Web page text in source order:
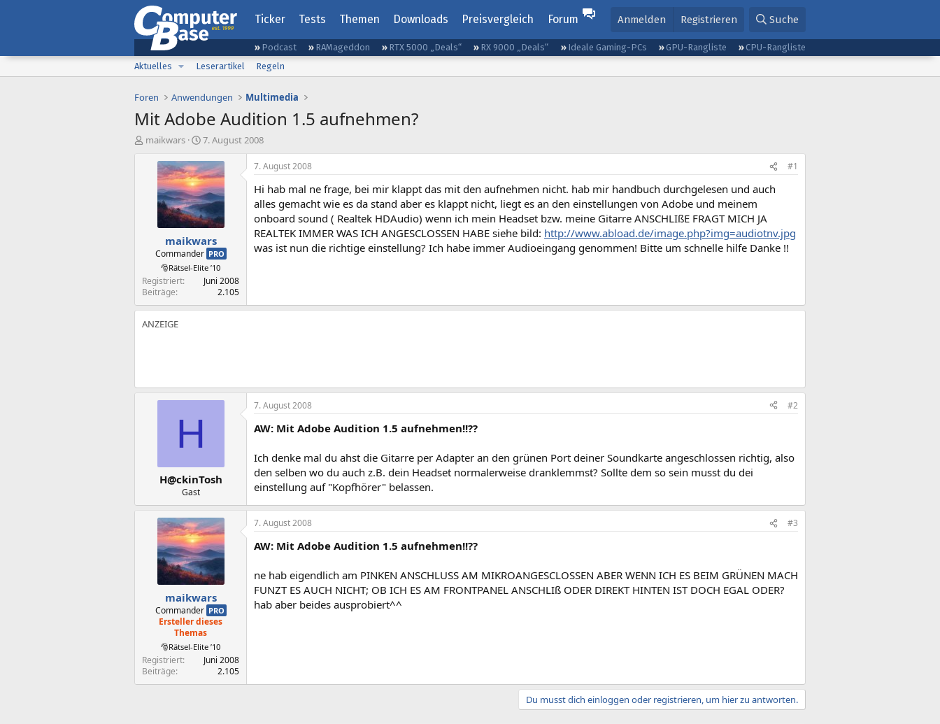
Ticker Tests Themen Downloads Preisvergleich Forum Anmelden Registrieren Suche
Podcast RAMageddon RTX 5000 „Deals“ RX 9000 „Deals“ Ideale Gaming-PCs GPU-Rangliste
CPU-Rangliste
Aktuelles
Leserartikel Regeln
Foren Anwendungen Multimedia
Mit Adobe Audition 1.5 aufnehmen?
E
maikwars
E
s
t
e
l
l
t
a
m
7. August 2008
maikwars
Commander PRO
🎅Rätsel-Elite ’10
Registriert
Juni 2008
Beiträge
2.105
7. August 2008 #1
Hi hab mal ne frage, bei mir klappt das mit den aufnehmen nicht. hab mir handbuch durchgelesen und auch
alles gemacht wie es da stand aber es klappt nicht, liegt es an den einstellungen von Adobe und meinem
onboard sound ( Realtek HDAudio) wenn ich mein Headset bzw. meine Gitarre ANSCHLIßE FRAGT MICH JA
REALTEK IMMER WAS ICH ANGESCLOSSEN HABE siehe bild: http://www.abload.de/image.php?img=audiotnv.jpg
was ist nun die richtige einstellung? Ich habe immer Audioeingang genommen! Bitte um schnelle hilfe Danke !!
H
H@ckinTosh
Gast
7. August 2008 #2
AW: Mit Adobe Audition 1.5 aufnehmen!!??
Ich denke mal du ahst die Gitarre per Adapter an den grünen Port deiner Soundkarte angeschlossen richtig, also
den selben wo du auch z.B. dein Headset normalerweise dranklemmst? Sollte dem so sein musst du dei
einstellung auf "Kopfhörer" belassen.
maikwars
Commander PRO
Ersteller dieses
Themas
🎅Rätsel-Elite ’10
Registriert
Juni 2008
Beiträge
2.105
7. August 2008 #3
AW: Mit Adobe Audition 1.5 aufnehmen!!??
ne hab eigendlich am PINKEN ANSCHLUSS AM MIKROANGESCLOSSEN ABER WENN ICH ES BEIM GRÜNEN MACH
FUNZT ES AUCH NICHT; OB ICH ES AM FRONTPANEL ANSCHLIß ODER DIREKT HINTEN IST DOCH EGAL ODER?
hab aber beides ausprobiert^^
Du musst dich einloggen oder registrieren, um hier zu antworten.